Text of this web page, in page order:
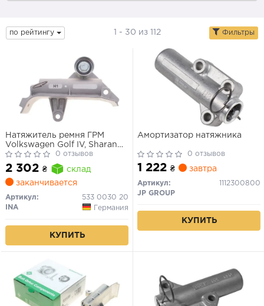
по рейтингу 1 - 30 из 112 Фильтры
Натяжитель ремня ГРМ
Volkswagen Golf IV, Sharan
Skoda Octavia Audi A3, A4,
A6
0 отзывов
2 302 ₴
склад
заканчивается
Артикул:
533 0030 20
INA
Германия
КУПИТЬ
Амортизатор натяжника
0 отзывов
1 222 ₴ завтра
Артикул:
1112300800
JP GROUP
КУПИТЬ